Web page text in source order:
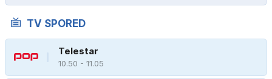
TV SPORED
Telestar
10.50 - 11.05